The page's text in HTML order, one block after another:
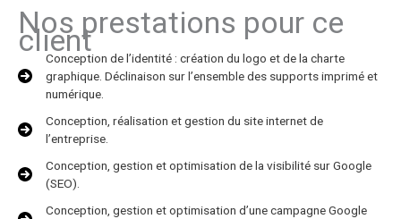
Nos prestations pour ce
client
Conception de l’identité : création du logo et de la charte
graphique. Déclinaison sur l’ensemble des supports imprimé et
numérique.
Conception, réalisation et gestion du site internet de
l’entreprise.
Conception, gestion et optimisation de la visibilité sur Google
(SEO).
Conception, gestion et optimisation d’une campagne Google